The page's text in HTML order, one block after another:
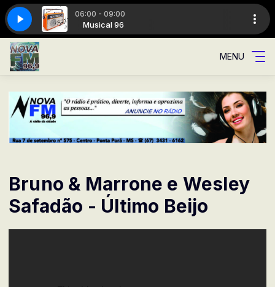
06:00 - 09:00
96 Musical 96
A Rádio da cidade
MENU
Bruno & Marrone e Wesley
Safadão - Último Beijo